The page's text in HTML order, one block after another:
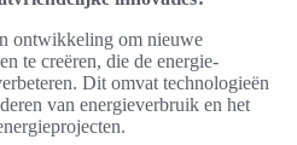
ontwikkeling om nieuwe
te creëren, die de energie-
Dit omvat technologieën
van energieverbruik en het